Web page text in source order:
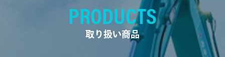
PRODUCTS
取り扱い商品